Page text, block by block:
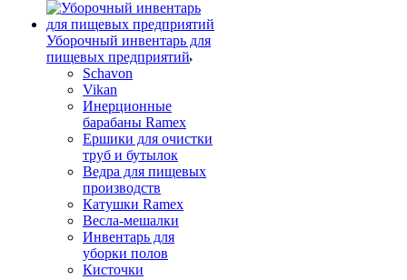
Уборочный инвентарь для
пищевых предприятий
Schavon
Vikan
Инерционные
барабаны Ramex
Ершики для очистки
труб и бутылок
Ведра для пищевых
производств
Катушки Ramex
Весла-мешалки
Инвентарь для
уборки полов
Кисточки